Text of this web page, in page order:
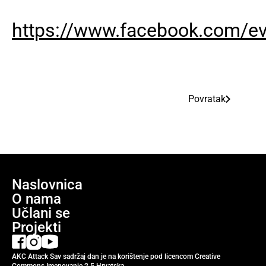
https://www.facebook.com/
Povratak
Naslovnica
O nama
Učlani se
Projekti
AKC Attack Sav sadržaj dan je na korištenje pod licencom Creative